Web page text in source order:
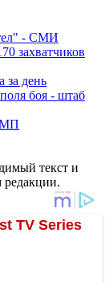
- СМИ
захватчиков
за день
боя - штаб
текст и
редакции.